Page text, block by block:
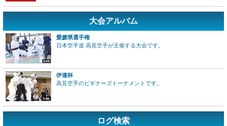
大会アルバム
愛媛県選手権
日本空手道 高見空手が主催する大会です。
伊達杯
高見空手のビギナーズトーナメントです。
ログ検索